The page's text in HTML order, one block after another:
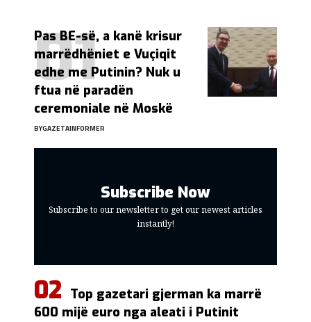
Pas BE-së, a kanë krisur
marrëdhëniet e Vuçiqit
edhe me Putinin? Nuk u
ftua në paradën
ceremoniale në Moskë
BYGAZETAINFORMER
Subscribe Now
Subscribe to our newsletter to get our newest articles
instantly!
Top gazetari gjerman ka marrë
600 mijë euro nga aleati i Putinit